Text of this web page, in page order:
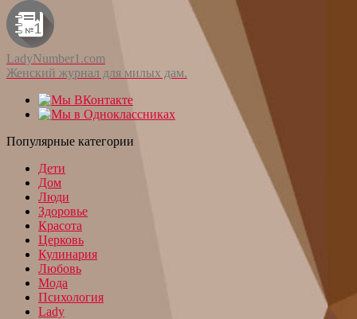
LadyNumber1.com
Женский журнал для милых дам.
Популярные категории
Дети
Дом
Люди
Здоровье
Красота
Церковь
Кулинария
Любовь
Мода
Психология
Lady